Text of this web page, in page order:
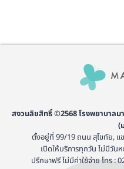
สงวนลิขสิทธิ์ ©2568 โรงพยาบาล
(
ตั้งอยู่ที่ 99/19 ถนน สุโขทัย, แ
เปิดให้บริการทุกวัน ไม่มีวัน
ปรึกษาฟรี ไม่มีค่าใช้จ่าย โทร